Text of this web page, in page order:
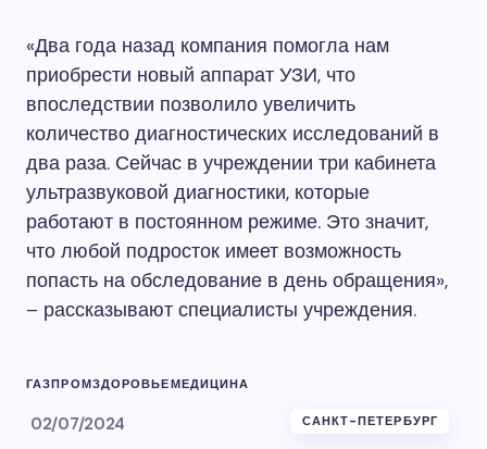
«Два года назад компания помогла нам
приобрести новый аппарат УЗИ, что
впоследствии позволило увеличить
количество диагностических исследований в
два раза. Сейчас в учреждении три кабинета
ультразвуковой диагностики, которые
работают в постоянном режиме. Это значит,
что любой подросток имеет возможность
попасть на обследование в день обращения»,
– рассказывают специалисты учреждения.
ГАЗПРОМЗДОРОВЬЕМЕДИЦИНА
02/07/2024 САНКТ-ПЕТЕРБУРГ